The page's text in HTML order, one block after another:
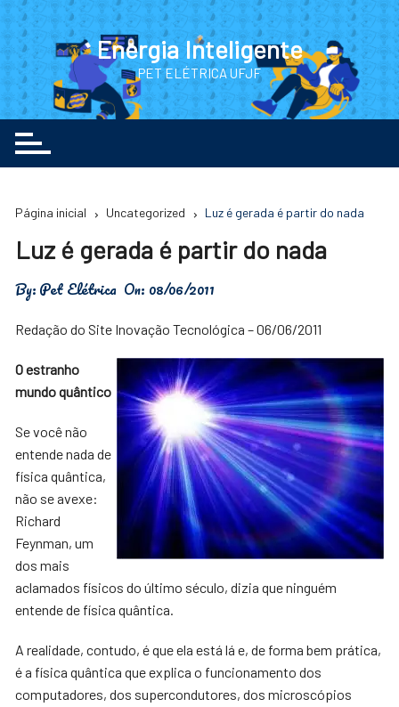
Ir
para
o
conteúdo
Energia Inteligente
PET ELÉTRICA UFJF
Página inicial Uncategorized Luz é gerada é partir do nada
Luz é gerada é partir do nada
By:Pet Elétrica On: 08/06/2011
Redação do Site Inovação Tecnológica – 06/06/2011
O estranho
mundo quântico
Se você não
entende nada de
física quântica,
não se avexe:
Richard
Feynman, um
dos mais
aclamados físicos do último século, dizia que ninguém
entende de física quântica.
A realidade, contudo, é que ela está lá e, de forma bem prática,
é a física quântica que explica o funcionamento dos
computadores, dos supercondutores, dos microscópios